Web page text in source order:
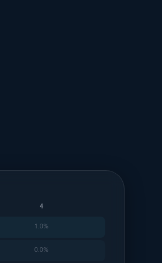
4
1.0%
0.0%